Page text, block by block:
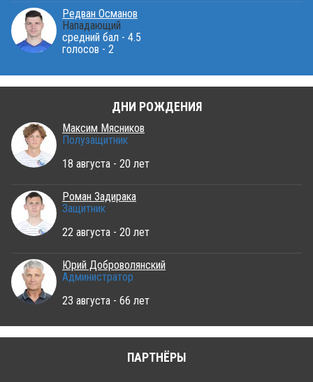
Редван Османов
Нападающий
средний бал - 4.5
голосов - 2
ДНИ РОЖДЕНИЯ
Максим Мясников
Полузащитник
18 августа - 20 лет
Роман Задирака
Защитник
22 августа - 20 лет
Юрий Доброволянский
Администратор
23 августа - 66 лет
ПАРТНЁРЫ